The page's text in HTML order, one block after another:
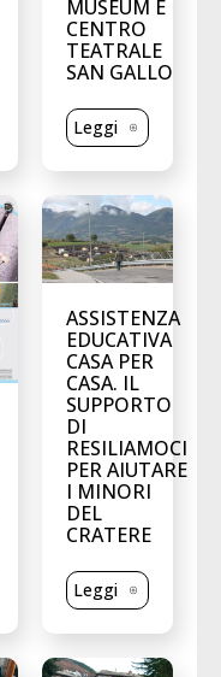
MUSEUM E
CENTRO
TEATRALE
SAN GALLO
Leggi
ASSISTENZA
EDUCATIVA
CASA PER
CASA. IL
SUPPORTO
DI
RESILIAMOCI
PER AIUTARE
I MINORI
DEL
CRATERE
Leggi